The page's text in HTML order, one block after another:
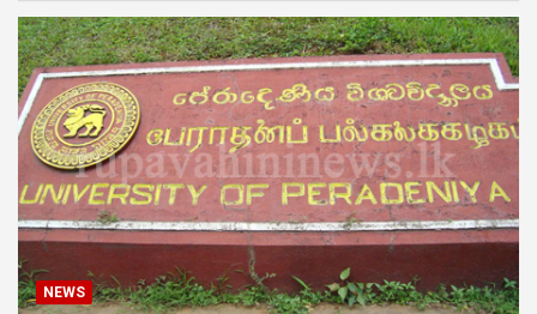
NEWS